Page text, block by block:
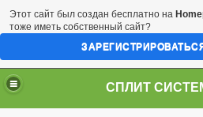
Этот сайт был создан бесплатно на
тоже иметь собственный сайт?